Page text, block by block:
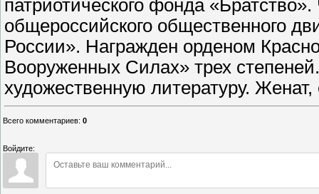
патриотического фонда
общероссийского общественного
России». Награжден орденом
Вооруженных Силах» трех
художественную литературу.
Всего комментариев: 0
Войдите: